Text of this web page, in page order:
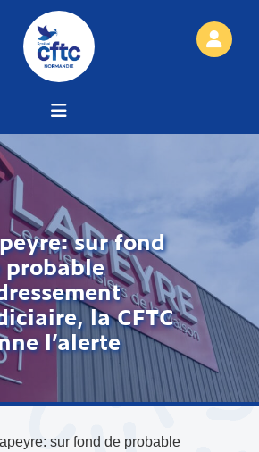
sur fond
probable
la CFTC
l’alerte
sur fond de probable